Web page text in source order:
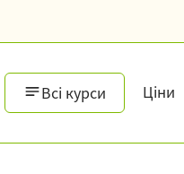
Всі курси Ціни